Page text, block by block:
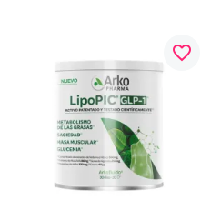
favorite_border